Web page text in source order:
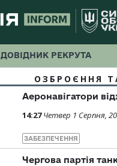
ДОВІДНИК РЕКРУТА
ОЗБРОЄННЯ
Аеронавігатори
14:27 Четвер 1 Серпня,
ЗАБЕЗПЕЧЕННЯ
Чергова партія